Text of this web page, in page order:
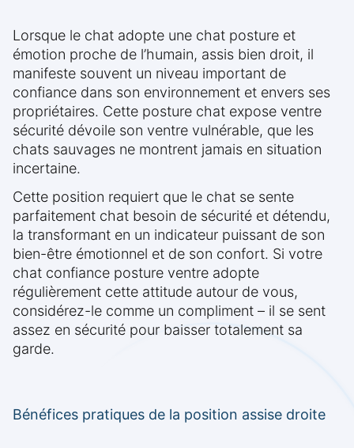
Lorsque le chat adopte une chat posture et
émotion proche de l’humain, assis bien droit, il
manifeste souvent un niveau important de
confiance dans son environnement et envers ses
propriétaires. Cette posture chat expose ventre
sécurité dévoile son ventre vulnérable, que les
chats sauvages ne montrent jamais en situation
incertaine.
Cette position requiert que le chat se sente
parfaitement chat besoin de sécurité et détendu,
la transformant en un indicateur puissant de son
bien-être émotionnel et de son confort. Si votre
chat confiance posture ventre adopte
régulièrement cette attitude autour de vous,
considérez-le comme un compliment – il se sent
assez en sécurité pour baisser totalement sa
garde.
Bénéfices pratiques de la position assise droite